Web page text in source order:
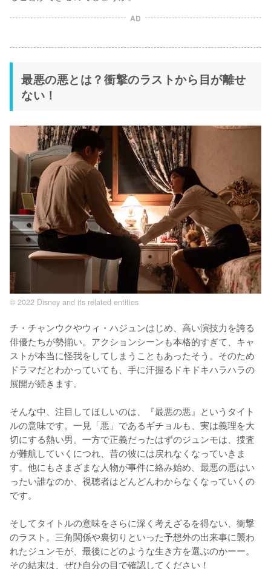
AD
最悪の悪とは？衝撃のラストから目が離せ
ない！
© 2022 Disney and its related entities
チ・チャンウクやウィ・ハジュンはじめ、高い演技力を誇る
俳優たちが勢揃い。アクションシーンも本格的すぎて、キャ
ストが本当に怪我をしてしまうこともあったそう。そのため
ドラマだとわかっていても、手に汗握るドキドキハラハラの
展開が続きます。
そんな中、注目してほしいのは、『最悪の悪』というタイト
ルの意味です。一見「悪」であるギチョルも、実は義理を大
切にする熱い男。一方で正義だったはずのジュンモは、捜査
が難航していくにつれ、昔の彼には戻れなくなっていきま
す。他にもさまざまな人物が事件に絡み始め、最悪の悪はい
ったい誰なのか、視聴者はどんどんわからなくなっていくの
です。
そしてタイトルの意味をさらに深く考えざるを得ない、衝撃
のラスト。三角関係や裏切りといった予想外の出来事に襲わ
れたジュンモが、最後にどのような生き方を選ぶのかーー。
その結末は、ぜひ自分の目で確認してください！